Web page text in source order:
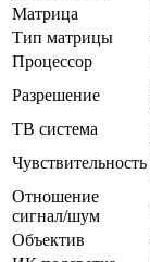
Матрица
Тип матрицы
Процессор
Разрешение
ТВ система
Чувствительность
Отношение
сигнал/шум
Объектив